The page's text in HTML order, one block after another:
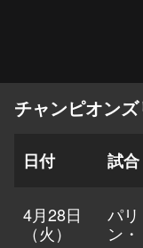
チャンピオン
日付 試合
4月28日
（火）
パ
ン